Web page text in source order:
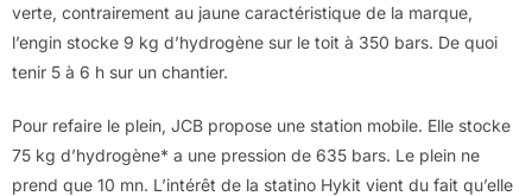
verte, contrairement au jaune caractéristique de la marque,
l’engin stocke 9 kg d’hydrogène sur le toit à 350 bars. De quoi
tenir 5 à 6 h sur un chantier.
Pour refaire le plein, JCB propose une station mobile. Elle stocke
75 kg d’hydrogène* a une pression de 635 bars. Le plein ne
prend que 10 mn. L’intérêt de la statino Hykit vient du fait qu’elle